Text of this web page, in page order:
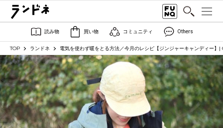
読み物 買い物 コミュニティ Others
TOP ランドネ 電気を使わず暖をとる方法／今月のレシピ【ジンジャーキャンディー